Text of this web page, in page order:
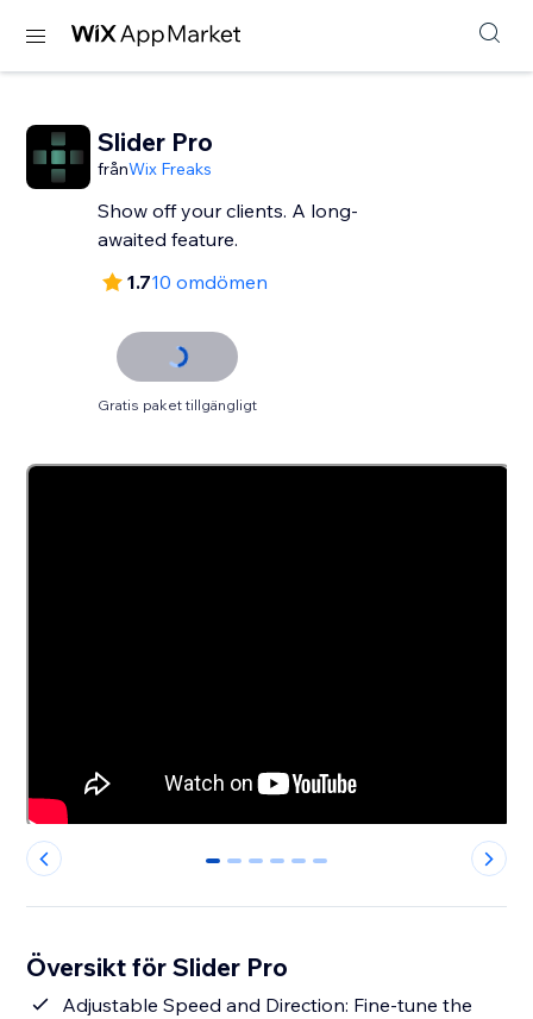
Slider Pro
frånWix Freaks
Show off your clients. A long-
awaited feature.
1.710 omdömen
Gratis paket tillgängligt
0 1 2 3 4 5
Översikt för Slider Pro
Adjustable Speed and Direction: Fine-tune the